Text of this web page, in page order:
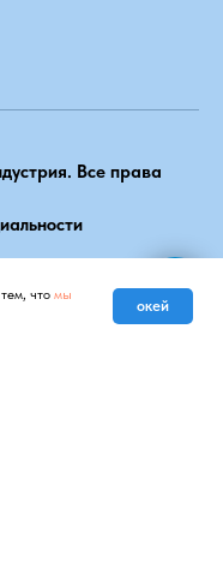
Все права
что мы
окей
Мы на связи